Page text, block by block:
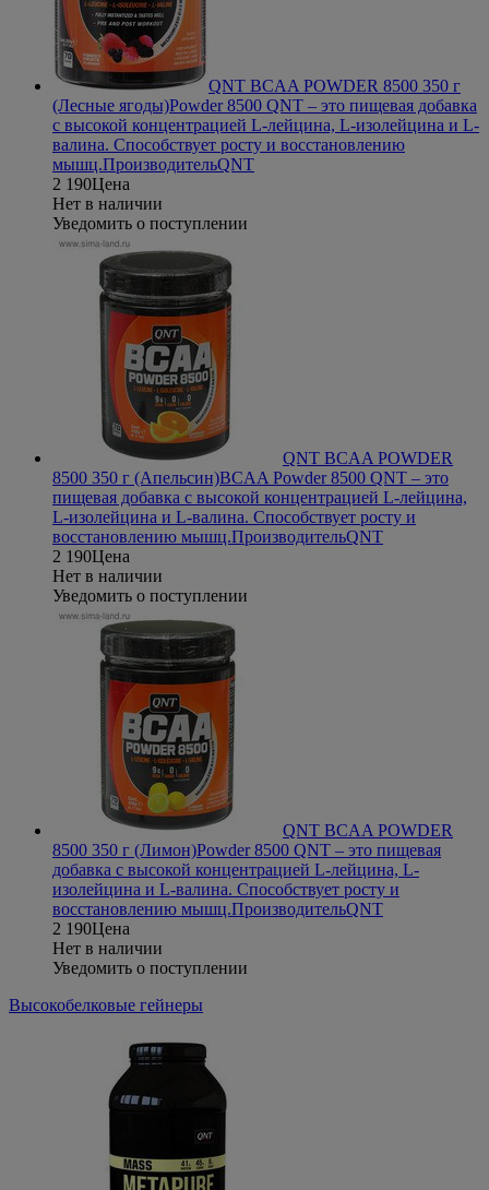
QNT BCAA POWDER 8500 350 г
(Лесные ягоды)Powder 8500 QNT – это пищевая добавка
с высокой концентрацией L-лейцина, L-изолейцина и L-
валина. Способствует росту и восстановлению
мышц.ПроизводительQNT
2 190Цена
Нет в наличии
Уведомить о поступлении
QNT BCAA POWDER
8500 350 г (Апельсин)BCAA Powder 8500 QNT – это
пищевая добавка с высокой концентрацией L-лейцина,
L-изолейцина и L-валина. Способствует росту и
восстановлению мышц.ПроизводительQNT
2 190Цена
Нет в наличии
Уведомить о поступлении
QNT BCAA POWDER
8500 350 г (Лимон)Powder 8500 QNT – это пищевая
добавка с высокой концентрацией L-лейцина, L-
изолейцина и L-валина. Способствует росту и
восстановлению мышц.ПроизводительQNT
2 190Цена
Нет в наличии
Уведомить о поступлении
Высокобелковые гейнеры